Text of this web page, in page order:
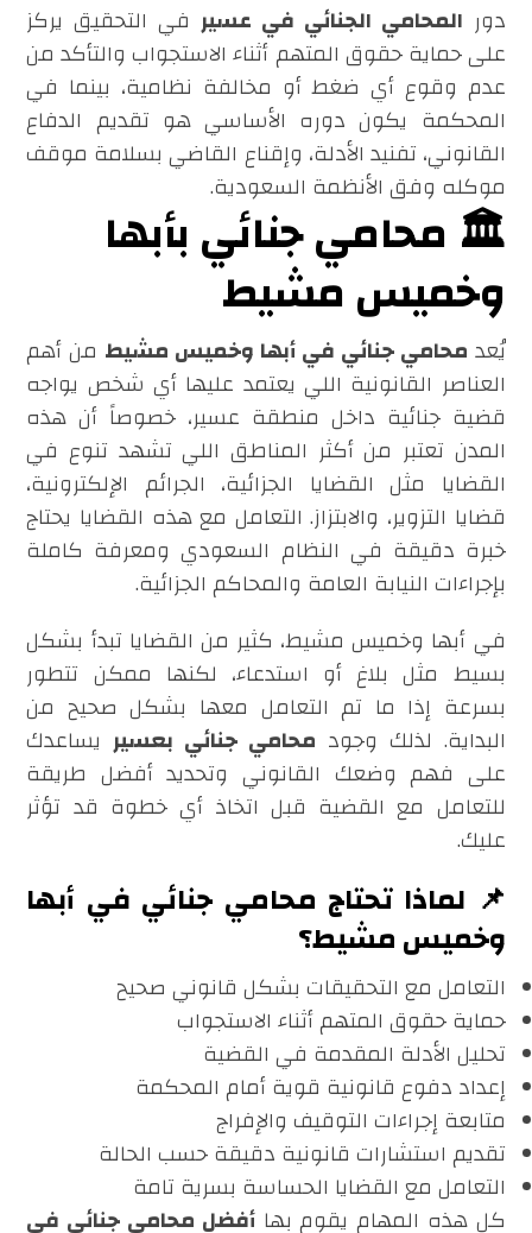
دور المحامي الجنائي في عسيرفي التحقيق يركز
على حماية حقوق المتهم أثناء الاستجواب والتأكد من
عدم وقوع أي ضغط أو مخالفة نظامية، بينما في
المحكمة يكون دوره الأساسي هو تقديم الدفاع
القانوني، تفنيد الأدلة، وإقناع القاضي بسلامة موقف
موكله وفق الأنظمة السعودية.
🏛️ محامي جنائي بأبها
وخميس مشيط
يُعد محامي جنائي في أبها وخميس مشيط من أهم
العناصر القانونية اللي يعتمد عليها أي شخص يواجه
قضية جنائية داخل منطقة عسير، خصوصاً أن هذه
المدن تعتبر من أكثر المناطق اللي تشهد تنوع في
القضايا مثل القضايا الجزائية، الجرائم الإلكترونية،
قضايا التزوير، والابتزاز. التعامل مع هذه القضايا يحتاج
خبرة دقيقة في النظام السعودي ومعرفة كاملة
بإجراءات النيابة العامة والمحاكم الجزائية.
في أبها وخميس مشيط، كثير من القضايا تبدأ بشكل
بسيط مثل بلاغ أو استدعاء، لكنها ممكن تتطور
بسرعة إذا ما تم التعامل معها بشكل صحيح من
البداية. لذلك وجود محامي جنائي بعسيريساعدك
على فهم وضعك القانوني وتحديد أفضل طريقة
للتعامل مع القضية قبل اتخاذ أي خطوة قد تؤثر
عليك.
📌 لماذا تحتاج محامي جنائي في أبها
وخميس مشيط؟
التعامل مع التحقيقات بشكل قانوني صحيح
حماية حقوق المتهم أثناء الاستجواب
تحليل الأدلة المقدمة في القضية
إعداد دفوع قانونية قوية أمام المحكمة
متابعة إجراءات التوقيف والإفراج
تقديم استشارات قانونية دقيقة حسب الحالة
التعامل مع القضايا الحساسة بسرية تامة
كل هذه المهام يقوم بهاأفضل محامي جنائي في